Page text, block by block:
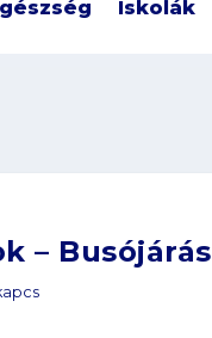
Iskolák
– Busójárás